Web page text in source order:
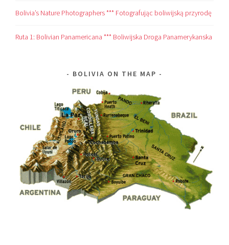
Bolivia’s Nature Photographers *** Fotografując boliwijską przyrodę
Ruta 1: Bolivian Panamericana *** Boliwijska Droga Panamerykanska
BOLIVIA ON THE MAP